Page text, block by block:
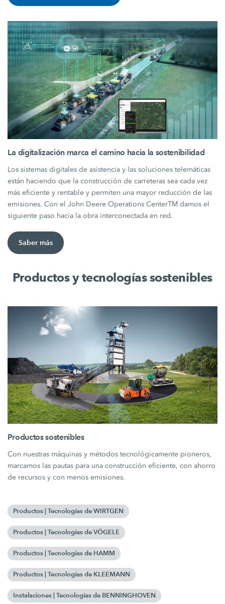
La digitalización marca el camino hacia la sostenibilidad
Los sistemas digitales de asistencia y las soluciones telemáticas
están haciendo que la construcción de carreteras sea cada vez
más eficiente y rentable y permiten una mayor reducción de las
emisiones. Con el John Deere Operations CenterTM damos el
siguiente paso hacia la obra interconectada en red.
Saber más
Productos y tecnologías sostenibles
Productos sostenibles
Con nuestras máquinas y métodos tecnológicamente pioneros,
marcamos las pautas para una construcción eficiente, con ahorro
de recursos y con menos emisiones.
Productos | Tecnologías de WIRTGEN
Productos | Tecnologías de VÖGELE
Productos | Tecnologías de HAMM
Productos | Tecnologías de KLEEMANN
Instalaciones | Tecnologías de BENNINGHOVEN